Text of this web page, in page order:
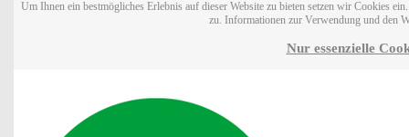
Um Ihnen ein bestmögliches Erlebnis auf dieser Website zu bieten setzen wir Cookies
zu. Informationen zur Verwendung und den
Nur essenzielle